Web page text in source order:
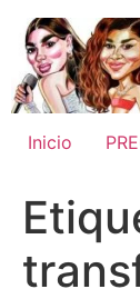
contenido
Inicio